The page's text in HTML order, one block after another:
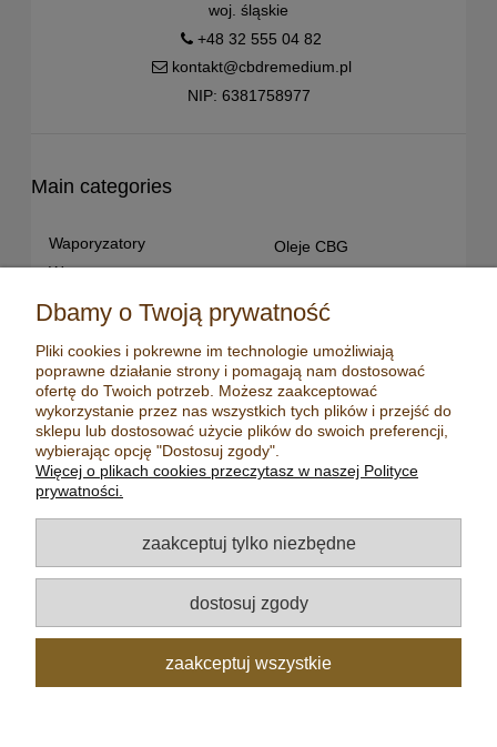
woj. śląskie
+48 32 555 04 82
kontakt@cbdremedium.pl
NIP: 6381758977
Main categories
Waporyzatory
Waporyzatory
Waporyzatory manualne
Waporyzatory
stacjonarne
Premium vaporizers
Waporyzatory
konwekcyjne
Zestawy z
waporyzatorem
Oleje CBD 5%
Oleje CBG
Susz konopny
CBD dla zwierząt
Młynki/ Grindery
Zapalniczki
Maści konopne
Mydła konopne
Aromatyzery
Olejki eteryczne
Herbaty
Dbamy o Twoją prywatność
Pliki cookies i pokrewne im technologie umożliwiają
poprawne działanie strony i pomagają nam dostosować
ofertę do Twoich potrzeb. Możesz zaakceptować
wykorzystanie przez nas wszystkich tych plików i przejść do
sklepu lub dostosować użycie plików do swoich preferencji,
wybierając opcję "Dostosuj zgody".
Więcej o plikach cookies przeczytasz w naszej Polityce
prywatności.
zaakceptuj tylko niezbędne
dostosuj zgody
zaakceptuj wszystkie